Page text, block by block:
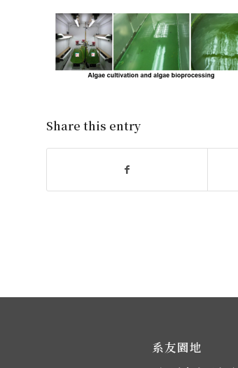
Share this entry
系友園地